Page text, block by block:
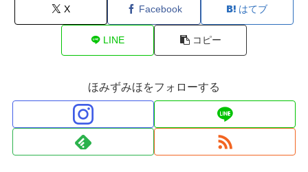
X Facebook はてブ
LINE コピー
ほみずみほをフォローする